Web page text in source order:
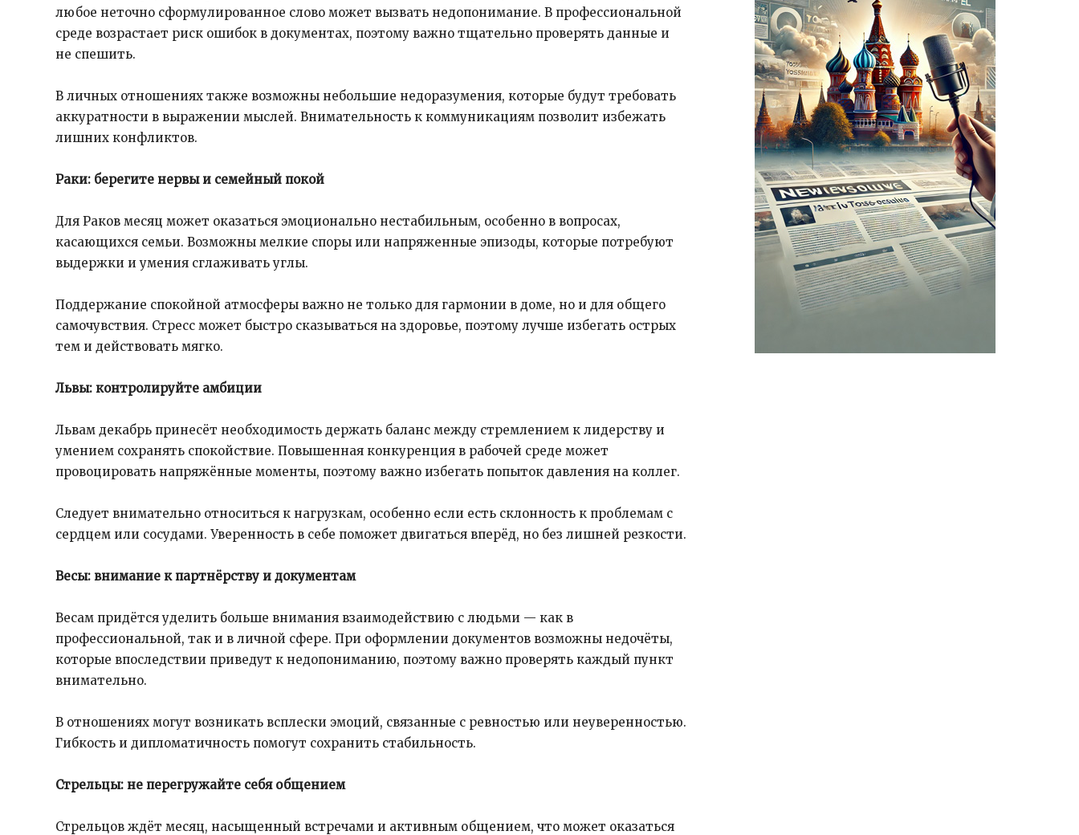
любое неточно сформулированное слово может вызвать недопонимание. В профессиональной
среде возрастает риск ошибок в документах, поэтому важно тщательно проверять данные и
не спешить.
В личных отношениях также возможны небольшие недоразумения, которые будут требовать
аккуратности в выражении мыслей. Внимательность к коммуникациям позволит избежать
лишних конфликтов.
Раки: берегите нервы и семейный покой
Для Раков месяц может оказаться эмоционально нестабильным, особенно в вопросах,
касающихся семьи. Возможны мелкие споры или напряженные эпизоды, которые потребуют
выдержки и умения сглаживать углы.
Поддержание спокойной атмосферы важно не только для гармонии в доме, но и для общего
самочувствия. Стресс может быстро сказываться на здоровье, поэтому лучше избегать острых
тем и действовать мягко.
Львы: контролируйте амбиции
Львам декабрь принесёт необходимость держать баланс между стремлением к лидерству и
умением сохранять спокойствие. Повышенная конкуренция в рабочей среде может
провоцировать напряжённые моменты, поэтому важно избегать попыток давления на коллег.
Следует внимательно относиться к нагрузкам, особенно если есть склонность к проблемам с
сердцем или сосудами. Уверенность в себе поможет двигаться вперёд, но без лишней резкости.
Весы: внимание к партнёрству и документам
Весам придётся уделить больше внимания взаимодействию с людьми — как в
профессиональной, так и в личной сфере. При оформлении документов возможны недочёты,
которые впоследствии приведут к недопониманию, поэтому важно проверять каждый пункт
внимательно.
В отношениях могут возникать всплески эмоций, связанные с ревностью или неуверенностью.
Гибкость и дипломатичность помогут сохранить стабильность.
Стрельцы: не перегружайте себя общением
Стрельцов ждёт месяц, насыщенный встречами и активным общением, что может оказаться